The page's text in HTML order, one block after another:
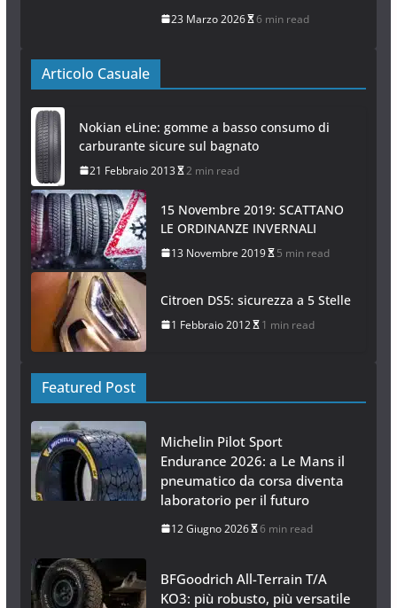
23 Marzo 2026 6 min read
Articolo Casuale
Nokian eLine: gomme a basso consumo di
carburante sicure sul bagnato
21 Febbraio 2013 2 min read
15 Novembre 2019: SCATTANO
LE ORDINANZE INVERNALI
13 Novembre 2019 5 min read
Citroen DS5: sicurezza a 5 Stelle
1 Febbraio 2012 1 min read
Featured Post
Michelin Pilot Sport
Endurance 2026: a Le Mans il
pneumatico da corsa diventa
laboratorio per il futuro
12 Giugno 2026 6 min read
BFGoodrich All-Terrain T/A
KO3: più robusto, più versatile